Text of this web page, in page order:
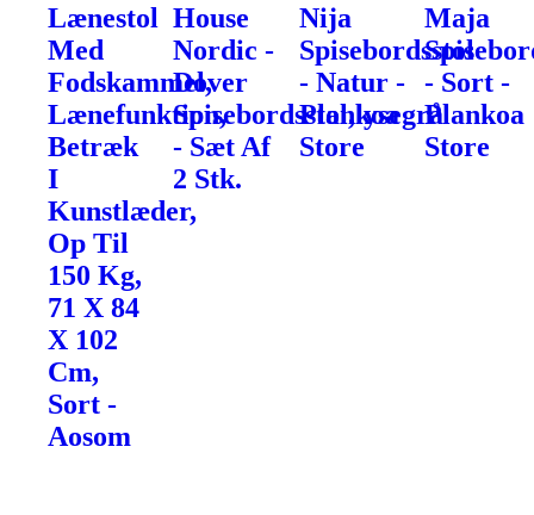
Lænestol
Med
Fodskammel,
Lænefunktion,
Betræk
I
Kunstlæder,
Op Til
150 Kg,
71 X 84
X 102
Cm,
Sort -
Aosom
House
Nordic -
Dover
Spisebordsstol,lysegrå
- Sæt Af
2 Stk.
Nija
Spisebordsstol
- Natur -
Plankoa
Store
Maja
- Sort -
Plankoa
Store